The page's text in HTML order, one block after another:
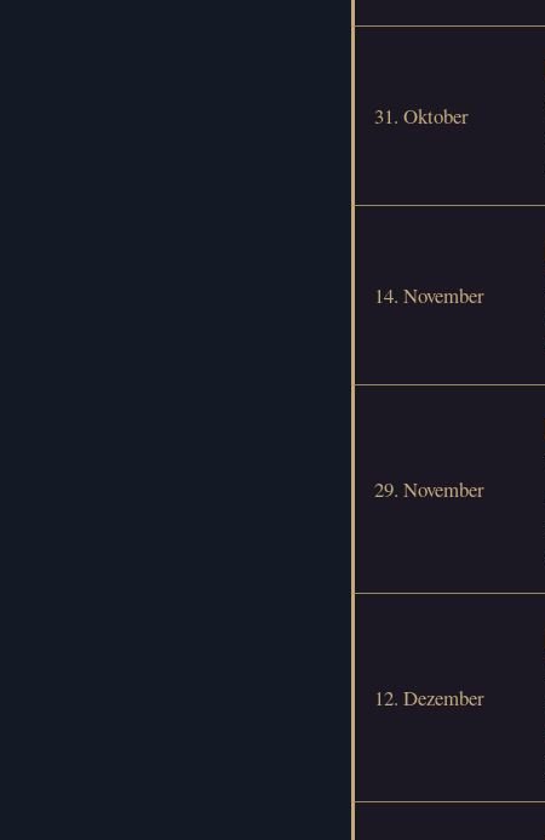
31. Oktober
14. November
29. November
12. Dezember